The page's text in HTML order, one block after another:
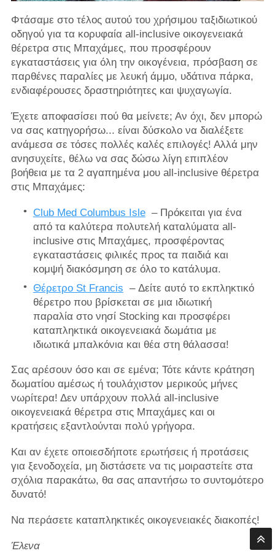
Φτάσαμε στο τέλος αυτού του χρήσιμου ταξιδιωτικού
οδηγού για τα κορυφαία all-inclusive οικογενειακά
θέρετρα στις Μπαχάμες, που προσφέρουν
εγκαταστάσεις για όλη την οικογένεια, πρόσβαση σε
παρθένες παραλίες με λευκή άμμο, υδάτινα πάρκα,
ενδιαφέρουσες δραστηριότητες και ψυχαγωγία.
Έχετε αποφασίσει πού θα μείνετε; Αν όχι, δεν μπορώ
να σας κατηγορήσω... είναι δύσκολο να διαλέξετε
ανάμεσα σε τόσες πολλές καλές επιλογές! Αλλά μην
ανησυχείτε, θέλω να σας δώσω λίγη επιπλέον
βοήθεια με τα 2 αγαπημένα μου all-inclusive θέρετρα
στις Μπαχάμες:
Club Med Columbus Isle– Πρόκειται για ένα
από τα καλύτερα πολυτελή καταλύματα all-
inclusive στις Μπαχάμες, προσφέροντας
εγκαταστάσεις φιλικές προς τα παιδιά και
κομψή διακόσμηση σε όλο το κατάλυμα.
Θέρετρο St Francis – Δείτε αυτό το εκπληκτικό
θέρετρο που βρίσκεται σε μια ιδιωτική
παραλία στο νησί Stocking και προσφέρει
καταπληκτικά οικογενειακά δωμάτια με
ιδιωτικά μπαλκόνια και θέα στη θάλασσα!
Σας αρέσουν όσο και σε εμένα; ​​Τότε κάντε κράτηση
δωματίου αμέσως ή τουλάχιστον μερικούς μήνες
νωρίτερα! Δεν υπάρχουν πολλά all-inclusive
οικογενειακά θέρετρα στις Μπαχάμες και οι
κρατήσεις εξαντλούνται πολύ γρήγορα.
Και αν έχετε οποιεσδήποτε ερωτήσεις ή προτάσεις
για ξενοδοχεία, μη διστάσετε να τις μοιραστείτε στα
σχόλια παρακάτω, θα σας απαντήσω το συντομότερο
δυνατό!
Να περάσετε καταπληκτικές οικογενειακές διακοπές!
Έλενα